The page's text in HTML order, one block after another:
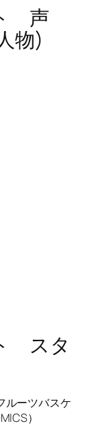
声
物)
スタ
ルーツバスケ
）